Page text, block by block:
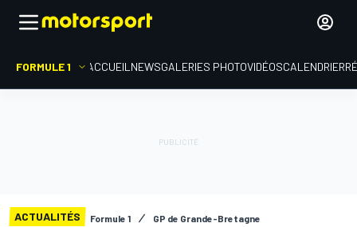
FORMULE 1 ACCUEIL NEWSGALERIES PHOTOVIDÉOSCALENDRIER
ACTUALITÉS Formule 1 GP de Grande-Bretagne